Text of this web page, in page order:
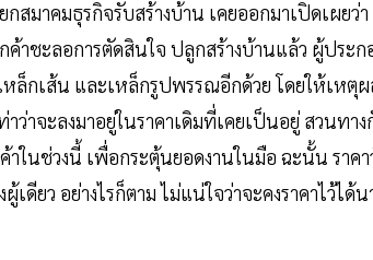
มาคมธุรกิจรับสร้างบ้าน เคยออกมาเปิดเผยว่
ค้าชะลอการตัดสินใจ ปลูกสร้างบ้านแล้ว ผู้ปร
หล็กเส้น และเหล็กรูปพรรณอีกด้วย โดยให้เหตุผ
ว่าจะลงมาอยู่ในราคาเดิมที่เคยเป็นอยู่ สวนทา
าในช่วงนี้ เพื่อกระตุ้นยอดงานในมือ ฉะนั้น รา
เดียว อย่างไรก็ตาม ไม่แน่ใจว่าจะคงราคาไว้